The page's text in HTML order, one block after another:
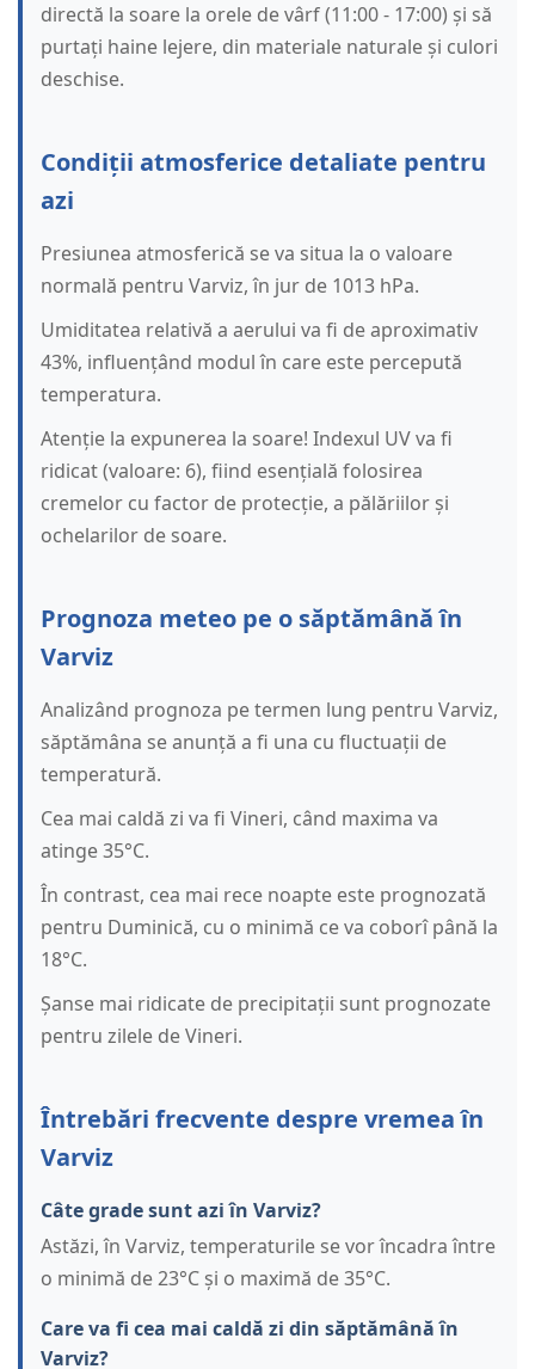
directă la soare la orele de vârf (11:00 - 17:00) și să
purtați haine lejere, din materiale naturale și culori
deschise.
Condiții atmosferice detaliate pentru
azi
Presiunea atmosferică se va situa la o valoare
normală pentru Varviz, în jur de 1013 hPa.
Umiditatea relativă a aerului va fi de aproximativ
43%, influențând modul în care este percepută
temperatura.
Atenție la expunerea la soare! Indexul UV va fi
ridicat (valoare: 6), fiind esențială folosirea
cremelor cu factor de protecție, a pălăriilor și
ochelarilor de soare.
Prognoza meteo pe o săptămână în
Varviz
Analizând prognoza pe termen lung pentru Varviz,
săptămâna se anunță a fi una cu fluctuații de
temperatură.
Cea mai caldă zi va fi Vineri, când maxima va
atinge 35°C.
În contrast, cea mai rece noapte este prognozată
pentru Duminică, cu o minimă ce va coborî până la
18°C.
Șanse mai ridicate de precipitații sunt prognozate
pentru zilele de Vineri.
Întrebări frecvente despre vremea în
Varviz
Câte grade sunt azi în Varviz?
Astăzi, în Varviz, temperaturile se vor încadra între
o minimă de 23°C și o maximă de 35°C.
Care va fi cea mai caldă zi din săptămână în
Varviz?